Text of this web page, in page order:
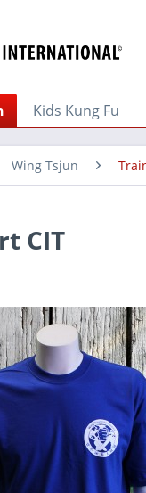
Kids Kung Fu
Wing Tsjun
CIT